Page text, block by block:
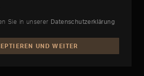
Annual
Calendar
Sie in unserer Datenschutzerklärung
UND WEITER